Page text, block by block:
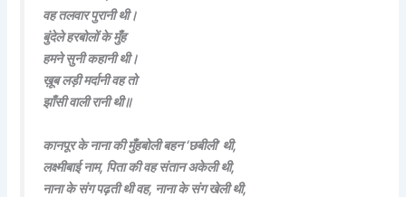
वह तलवार पुरानी थी।
बुंदेले हरबोलों के मुँह
हमने सुनी कहानी थी।
ख़ूब लड़ी मर्दानी वह तो
झाँसी वाली रानी थी॥
कानपूर के नाना की मुँहबोली बहन ‘छबीली’ थी,
लक्ष्मीबाई नाम, पिता की वह संतान अकेली थी,
नाना के संग पढ़ती थी वह, नाना के संग खेली थी,